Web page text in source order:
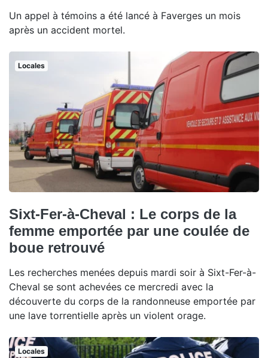
Un appel à témoins a été lancé à Faverges un mois
après un accident mortel.
Locales
Sixt-Fer-à-Cheval : Le corps de la
femme emportée par une coulée de
boue retrouvé
Les recherches menées depuis mardi soir à Sixt-Fer-à-
Cheval se sont achevées ce mercredi avec la
découverte du corps de la randonneuse emportée par
une lave torrentielle après un violent orage.
Locales